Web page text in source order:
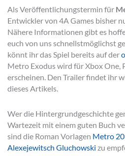
Als Veröffentlichungstermin für
Entwickler von 4A Games bisher
Nähere Informationen gibt es
euch von uns schnellstmöglichst
könnt ihr das Spiel bereits auf der
Metro Exodus wird für Xbox One,
erscheinen. Den Trailer findet ihr
dieses Artikels.
Wer die Hintergrundgeschichte
Wartezeit mit einem guten Buch
sind die Roman Vorlagen Metro
Alexejewitsch Gluchowski zu